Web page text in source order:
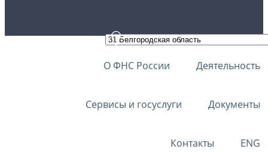
О ФНС России Деятельность
Сервисы и госуслуги Документы
Контакты ENG